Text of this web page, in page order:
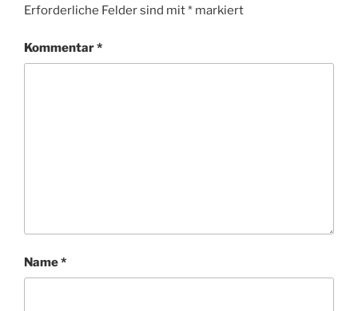
Erforderliche Felder sind mit* markiert
Kommentar*
Name*